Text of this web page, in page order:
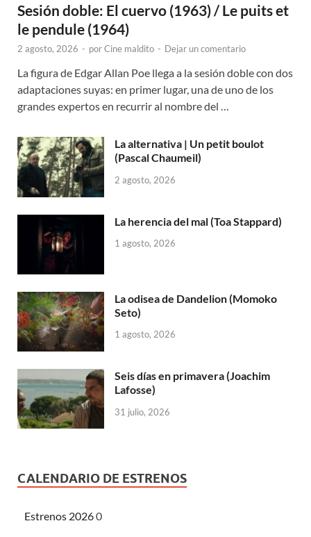
Sesión doble: El cuervo (1963) / Le puits et
le pendule (1964)
2 agosto, 2026 - porCine maldito - Dejar un comentario
La figura de Edgar Allan Poe llega a la sesión doble con dos
adaptaciones suyas: en primer lugar, una de uno de los
grandes expertos en recurrir al nombre del …
La alternativa | Un petit boulot
(Pascal Chaumeil)
2 agosto, 2026
La herencia del mal (Toa Stappard)
1 agosto, 2026
La odisea de Dandelion (Momoko
Seto)
1 agosto, 2026
Seis días en primavera (Joachim
Lafosse)
31 julio, 2026
CALENDARIO DE ESTRENOS
Estrenos 20260